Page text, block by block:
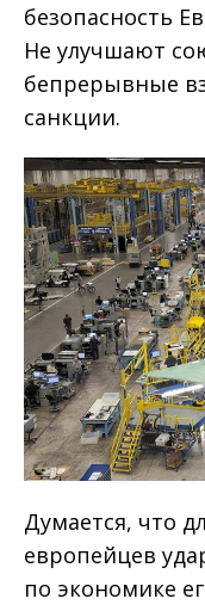
безопасность
Не улучшают
бепрерывные
санкции.
Думается, что
европейцев
по экономике